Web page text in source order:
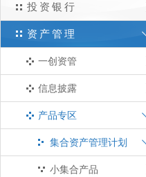
投资银行
资产管理
一创资管
信息披露
产品专区
集合资产管理计划
小集合产品